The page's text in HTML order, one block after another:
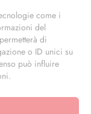
come i
del
di
o ID unici su
può influire